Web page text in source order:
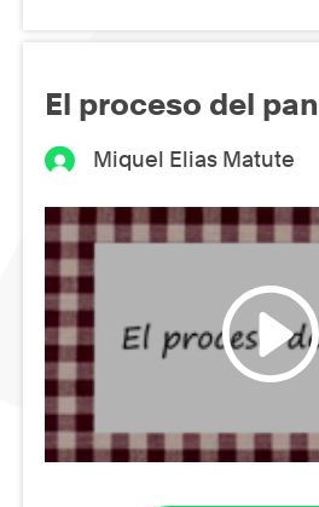
El proceso del pan
Miquel Elias Matute